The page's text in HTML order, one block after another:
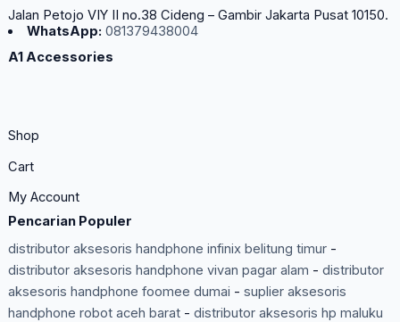
Jalan Petojo VIY II no.38 Cideng – Gambir Jakarta Pusat 10150.
WhatsApp: 081379438004
A1 Accessories
Shop
Cart
My Account
Pencarian Populer
distributor aksesoris handphone infinix belitung timur-
distributor aksesoris handphone vivan pagar alam - distributor
aksesoris handphone foomee dumai - suplier aksesoris
handphone robot aceh barat- distributor aksesoris hp maluku